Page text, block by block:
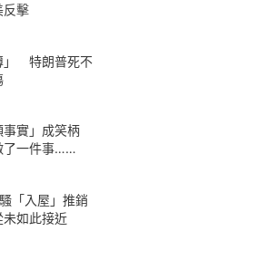
反擊
」 特朗普死不
實」成笑柄
了一件事……
「入屋」推銷
如此接近